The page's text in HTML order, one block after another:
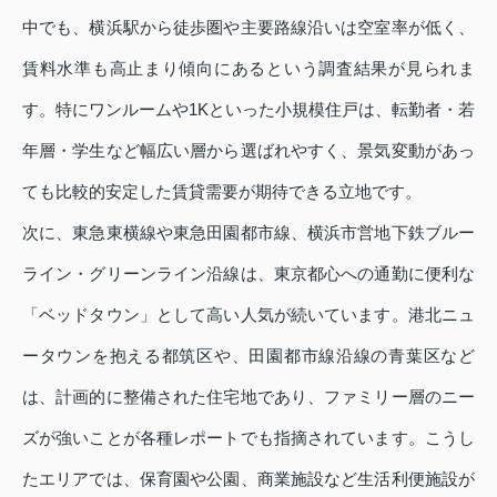
中でも、横浜駅から徒歩圏や主要路線沿いは空室率が低く、
賃料水準も高止まり傾向にあるという調査結果が見られま
す。特にワンルームや1Kといった小規模住戸は、転勤者・若
年層・学生など幅広い層から選ばれやすく、景気変動があっ
ても比較的安定した賃貸需要が期待できる立地です。
次に、東急東横線や東急田園都市線、横浜市営地下鉄ブルー
ライン・グリーンライン沿線は、東京都心への通勤に便利な
「ベッドタウン」として高い人気が続いています。港北ニュ
ータウンを抱える都筑区や、田園都市線沿線の青葉区など
は、計画的に整備された住宅地であり、ファミリー層のニー
ズが強いことが各種レポートでも指摘されています。こうし
たエリアでは、保育園や公園、商業施設など生活利便施設が